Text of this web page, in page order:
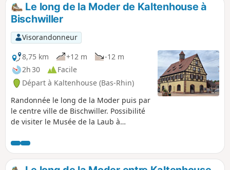
Le long de la Moder de Kaltenhouse à
Bischwiller
Visorandonneur
8,75 km
+12 m
-12 m
2h 30
Facile
Départ à Kaltenhouse (Bas-Rhin)
Randonnée le long de la Moder puis par
le centre ville de Bischwiller. Possibilité
de visiter le Musée de la Laub à